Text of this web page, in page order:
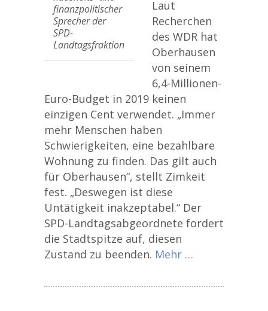
finanzpolitischer
Sprecher der
SPD-
Landtagsfraktion
Laut
Recherchen
des WDR hat
Oberhausen
von seinem
6,4-Millionen-
Euro-Budget in 2019 keinen
einzigen Cent verwendet. „Immer
mehr Menschen haben
Schwierigkeiten, eine bezahlbare
Wohnung zu finden. Das gilt auch
für Oberhausen“, stellt Zimkeit
fest. „Deswegen ist diese
Untätigkeit inakzeptabel.“ Der
SPD-Landtagsabgeordnete fordert
die Stadtspitze auf, diesen
Zustand zu beenden. Mehr …